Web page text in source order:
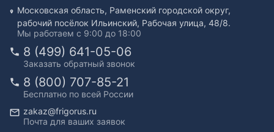
Московская область, Раменский городской округ,
рабочий посёлок Ильинский, Рабочая улица, 48/8.
Мы работаем с 9:00 до 18:00
8 (499) 641-05-06
Заказать обратный звонок
8 (800) 707-85-21
Бесплатно по всей России
zakaz@frigorus.ru
Почта для ваших заявок